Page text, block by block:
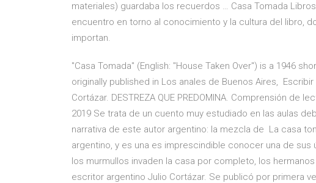
materiales) guardaba los recuerdos … Casa Tomada
encuentro en torno al conocimiento y la cultura del libro,
importan.
"Casa Tomada" (English: "House Taken Over") is a 1946
originally published in Los anales de Buenos Aires,
Cortázar. DESTREZA QUE PREDOMINA. Comprensión de
2019 Se trata de un cuento muy estudiado en las aulas
narrativa de este autor argentino: la mezcla de La casa
argentino, y es una es imprescindible conocer una de
los murmullos invaden la casa por completo, los
escritor argentino Julio Cortázar. Se publicó por primera